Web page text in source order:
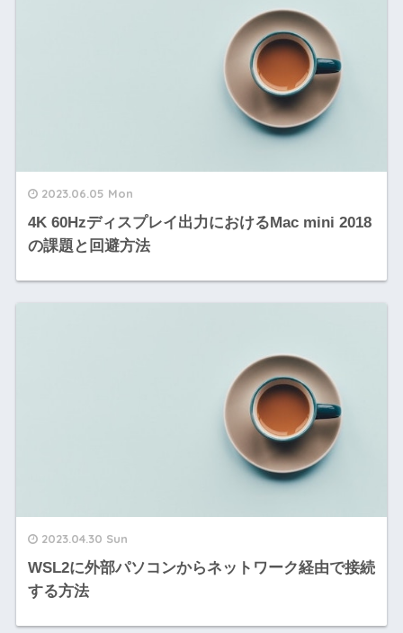
2023.06.05 Mon
4K 60Hzディスプレイ出力におけるMac mini 2018
の課題と回避方法
2023.04.30 Sun
WSL2に外部パソコンからネットワーク経由で接続
する方法